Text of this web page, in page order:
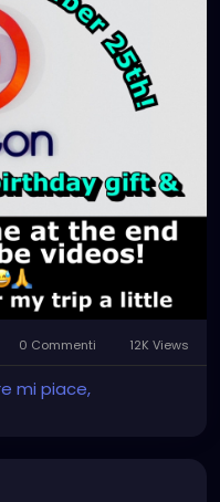
0 Commenti 12K Views
mi piace,